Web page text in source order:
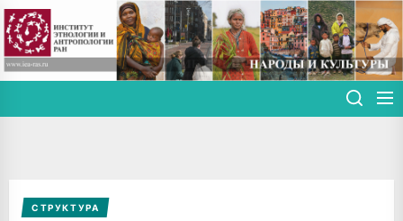
Skip
to
the
content
СТРУКТУРА